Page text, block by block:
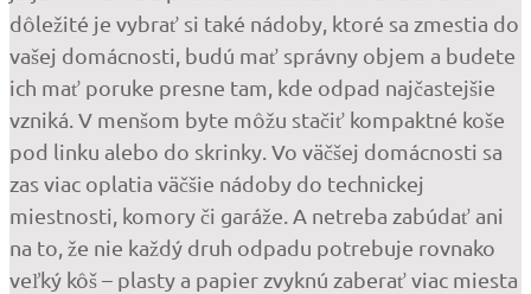
dôležité je vybrať si také nádoby, ktoré sa zmestia do
vašej domácnosti, budú mať správny objem a budete
ich mať poruke presne tam, kde odpad najčastejšie
vzniká. V menšom byte môžu stačiť kompaktné koše
pod linku alebo do skrinky. Vo väčšej domácnosti sa
zas viac oplatia väčšie nádoby do technickej
miestnosti, komory či garáže. A netreba zabúdať ani
na to, že nie každý druh odpadu potrebuje rovnako
veľký kôš – plasty a papier zvyknú zaberať viac miesta